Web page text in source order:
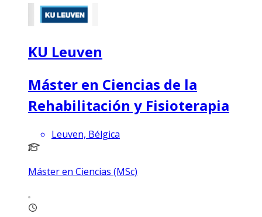
KU Leuven
Máster en Ciencias de la
Rehabilitación y Fisioterapia
Leuven, Bélgica
Máster en Ciencias (MSc)